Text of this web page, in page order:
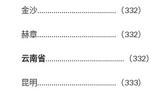
金沙…………………………………（332）
赫章…………………………………（332）
云南省…………………………………（332）
昆明…………………………………（333）